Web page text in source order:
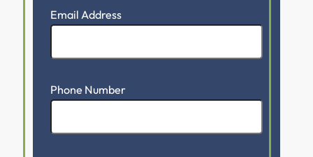
Email Address
Phone Number